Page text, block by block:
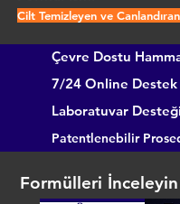
Cilt Temizleyen ve
Çevre Dostu
7/24 Online Destek
Laboratuvar Desteği
Patentlenebilir
Formülleri İnceleyin